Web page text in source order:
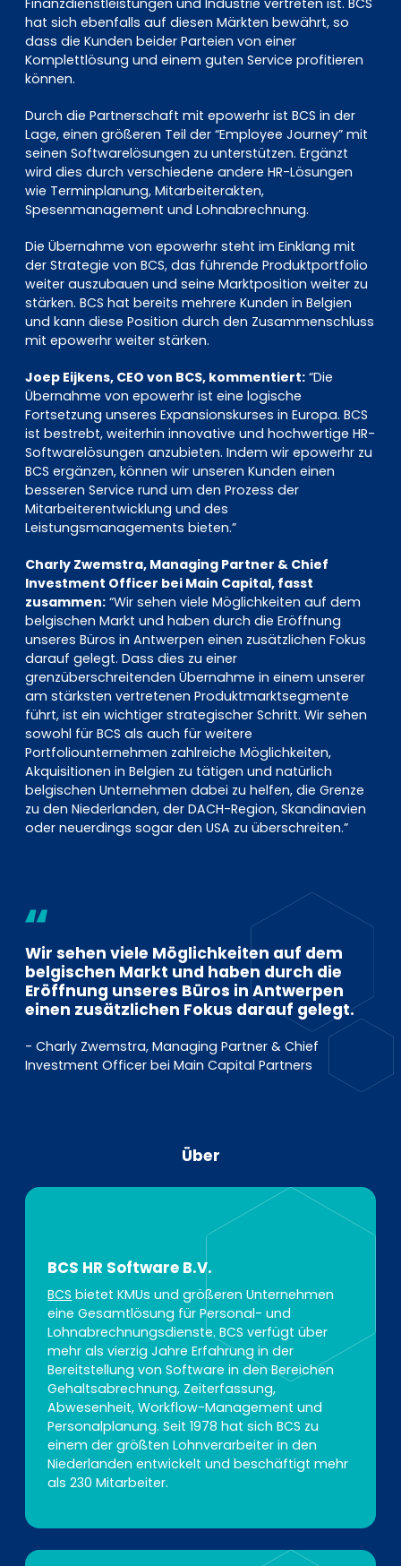
hat sich ebenfalls auf diesen Märkten bewährt, so
dass die Kunden beider Parteien von einer
Komplettlösung und einem guten Service profitieren
können.
Durch die Partnerschaft mit epowerhr ist BCS in der
Lage, einen größeren Teil der “Employee Journey” mit
seinen Softwarelösungen zu unterstützen. Ergänzt
wird dies durch verschiedene andere HR-Lösungen
wie Terminplanung, Mitarbeiterakten,
Spesenmanagement und Lohnabrechnung.
Die Übernahme von epowerhr steht im Einklang mit
der Strategie von BCS, das führende Produktportfolio
weiter auszubauen und seine Marktposition weiter zu
stärken. BCS hat bereits mehrere Kunden in Belgien
und kann diese Position durch den Zusammenschluss
mit epowerhr weiter stärken.
Joep Eijkens, CEO von BCS, kommentiert: “Die
Übernahme von epowerhr ist eine logische
Fortsetzung unseres Expansionskurses in Europa. BCS
ist bestrebt, weiterhin innovative und hochwertige HR-
Softwarelösungen anzubieten. Indem wir epowerhr zu
BCS ergänzen, können wir unseren Kunden einen
besseren Service rund um den Prozess der
Mitarbeiterentwicklung und des
Leistungsmanagements bieten.”
Charly Zwemstra, Managing Partner & Chief
Investment Officer bei Main Capital, fasst
zusammen: “Wir sehen viele Möglichkeiten auf dem
belgischen Markt und haben durch die Eröffnung
unseres Büros in Antwerpen einen zusätzlichen Fokus
darauf gelegt. Dass dies zu einer
grenzüberschreitenden Übernahme in einem unserer
am stärksten vertretenen Produktmarktsegmente
führt, ist ein wichtiger strategischer Schritt. Wir sehen
sowohl für BCS als auch für weitere
Portfoliounternehmen zahlreiche Möglichkeiten,
Akquisitionen in Belgien zu tätigen und natürlich
belgischen Unternehmen dabei zu helfen, die Grenze
zu den Niederlanden, der DACH-Region, Skandinavien
oder neuerdings sogar den USA zu überschreiten.”
Wir sehen viele Möglichkeiten auf dem
belgischen Markt und haben durch die
Eröffnung unseres Büros in Antwerpen
einen zusätzlichen Fokus darauf gelegt.
- Charly Zwemstra, Managing Partner & Chief
Investment Officer bei Main Capital Partners
Über
BCS HR Software B.V.
BCS bietet KMUs und größeren Unternehmen
eine Gesamtlösung für Personal- und
Lohnabrechnungsdienste. BCS verfügt über
mehr als vierzig Jahre Erfahrung in der
Bereitstellung von Software in den Bereichen
Gehaltsabrechnung, Zeiterfassung,
Abwesenheit, Workflow-Management und
Personalplanung. Seit 1978 hat sich BCS zu
einem der größten Lohnverarbeiter in den
Niederlanden entwickelt und beschäftigt mehr
als 230 Mitarbeiter.